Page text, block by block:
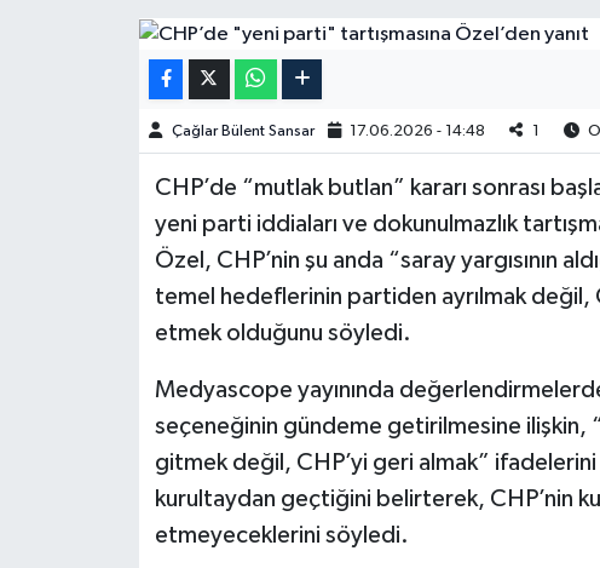
Çağlar Bülent Sansar 17.06.2026 - 14:48 1
CHP’de “mutlak butlan” kararı sonrası
yeni parti iddiaları ve dokunulmazlık
Özel, CHP’nin şu anda “saray yargısının
temel hedeflerinin partiden ayrılmak değil,
etmek olduğunu söyledi.
Medyascope yayınında
seçeneğinin gündeme getirilmesine ilişkin,
gitmek değil, CHP’yi geri almak”
kurultaydan geçtiğini belirterek, CHP’nin
etmeyeceklerini söyledi.
Burç Yorumları
Hava Durumu